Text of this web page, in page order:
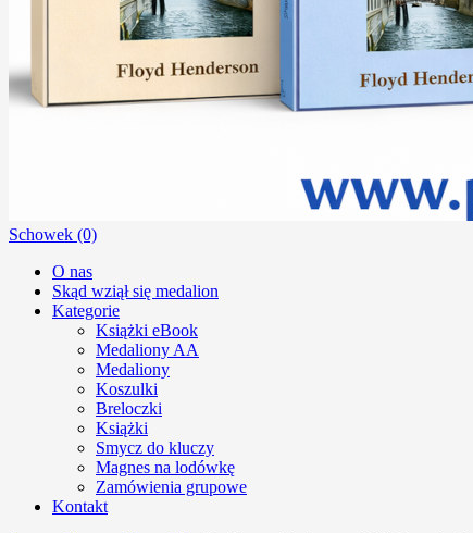
Schowek (0)
O nas
Skąd wziął się medalion
Kategorie
Książki eBook
Medaliony AA
Medaliony
Koszulki
Breloczki
Książki
Smycz do kluczy
Magnes na lodówkę
Zamówienia grupowe
Kontakt